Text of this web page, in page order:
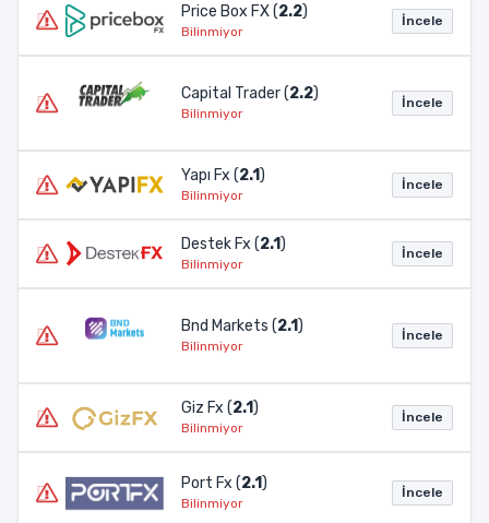
Price Box FX (2.2)
Bilinmiyor
İncele
Capital Trader (2.2)
Bilinmiyor
İncele
Yapı Fx (2.1)
Bilinmiyor
İncele
Destek Fx (2.1)
Bilinmiyor
İncele
Bnd Markets (2.1)
Bilinmiyor
İncele
Giz Fx (2.1)
Bilinmiyor
İncele
Port Fx (2.1)
Bilinmiyor
İncele